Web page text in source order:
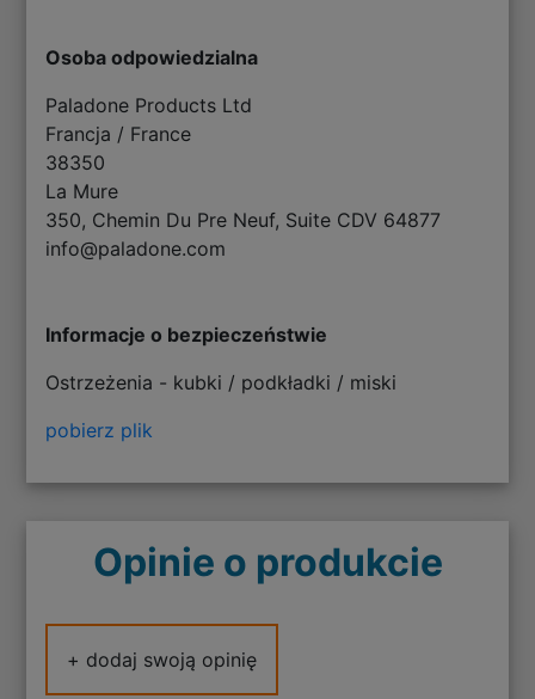
Osoba odpowiedzialna
Paladone Products Ltd
Francja / France
38350
La Mure
350, Chemin Du Pre Neuf, Suite CDV 64877
info@paladone.com
Informacje o bezpieczeństwie
Ostrzeżenia - kubki / podkładki / miski
pobierz plik
Opinie o produkcie
+ dodaj swoją opinię